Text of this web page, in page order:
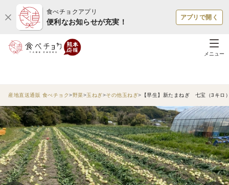
食べチョクアプリ
便利なお知らせが充実！
アプリで開く
メニュー
産地直送通販 食べチョク 野菜 玉ねぎ その他玉ねぎ 【早生】新たまねぎ 七宝（3キロ